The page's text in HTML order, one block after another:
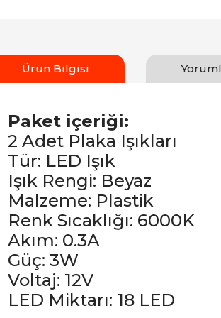
Ürün Bilgisi
Paket içeriği:
2 Adet Plaka Işıkları
Tür: LED Işık
Işık Rengi: Beyaz
Malzeme: Plastik
Renk Sıcaklığı: 6000K
Akım: 0.3A
Güç: 3W
Voltaj: 12V
LED Miktarı: 18 LED